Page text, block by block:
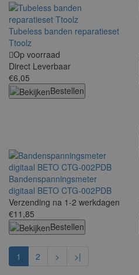
Tubeless banden reparatieset
Ttoolz
Op voorraad
Direct Leverbaar
€6,05
Bestellen
Bandenspanningsmeter
digitaal BETO CTG-002PDB
Verzending na 1-2 werkdagen
€11,85
Bestellen
1 2 > >|